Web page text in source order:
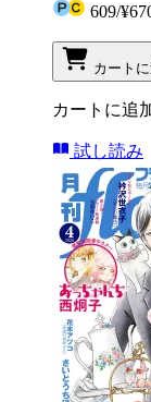
609/
カート
カートに追
試し読み